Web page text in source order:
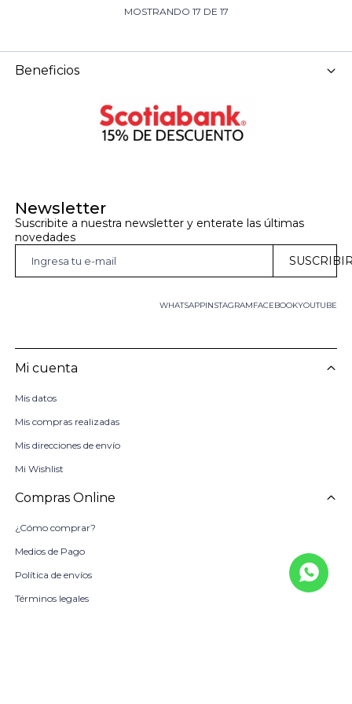
MOSTRANDO 17 DE 17
Newsletter
Suscribite a nuestra newsletter y enterate las últimas
novedades
WHATSAPP FACEBOOKYOUTUBE
INSTAGRAM
Mi cuenta
Mis datos
Mis compras realizadas
Mis direcciones de envío
Mi Wishlist
Compras Online
¿Cómo comprar?
Medios de Pago
Política de envíos
Términos legales
Beneficios